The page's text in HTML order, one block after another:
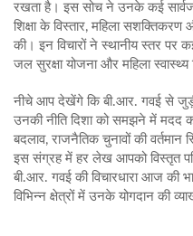
रखता है। इस सोच ने उनके कई
शिक्षा के विस्तार, महिला सशक्तिकरण
की। इन विचारों ने स्थानीय स्तर पर
जल सुरक्षा योजना और महिला
नीचे आप देखेंगे कि बी.आर. गवई से
उनकी नीति दिशा को समझने में मदद
बदलाव, राजनैतिक चुनावों की वर्तमान
इस संग्रह में हर लेख आपको विस्तृत
बी.आर. गवई की विचारधारा आज की
विभिन्न क्षेत्रों में उनके योगदान की